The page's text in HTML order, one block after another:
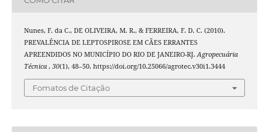
Nunes, F. da C., DE OLIVEIRA, M. R., & FERREIRA, F. D. C. (2010).
PREVALÊNCIA DE LEPTOSPIROSE EM CÃES ERRANTES
APREENDIDOS NO MUNICÍPIO DO RIO DE JANEIRO-RJ.Agropecuária
Técnica , 30(1), 48–50. https://doi.org/10.25066/agrotec.v30i1.3444
Fomatos de Citação